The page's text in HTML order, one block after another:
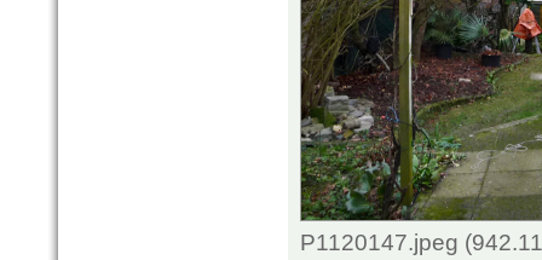
P1120147.jpeg